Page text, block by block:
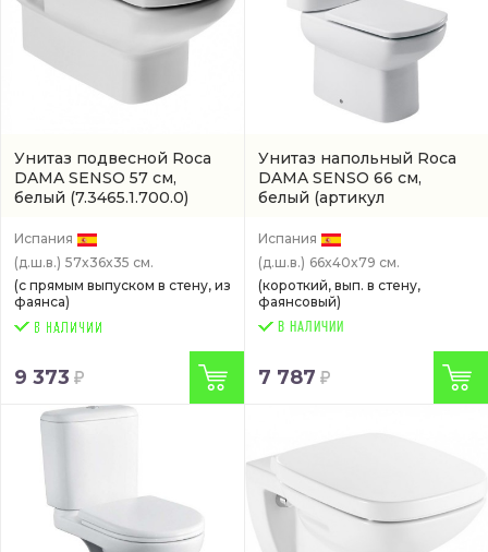
Унитаз подвесной Roca
DAMA SENSO 57 см,
белый (7.3465.1.700.0)
Испания
(д.ш.в.) 57x36x35 см.
(с прямым выпуском в стену, из
фаянса)
9 373
Унитаз напольный Roca
DAMA SENSO 66 см,
белый (артикул
Испания
(д.ш.в.) 66x40x79 см.
(короткий, вып. в стену,
фаянсовый)
В НАЛИЧИИ
7 787